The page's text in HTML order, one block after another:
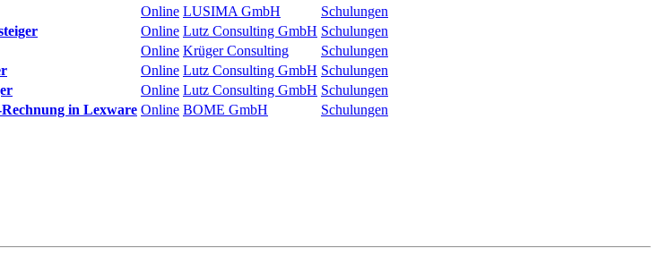
Online LUSIMA GmbH
Schulungen
Online Lutz Consulting GmbH Schulungen
Online Krüger Consulting
Schulungen
Online Lutz Consulting GmbH Schulungen
Online Lutz Consulting GmbH Schulungen
in Lexware Online BOME GmbH Schulungen